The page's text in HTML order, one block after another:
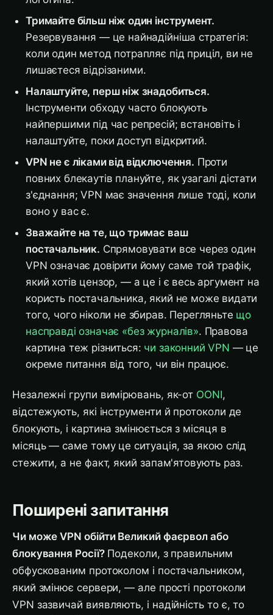
Тримайте більш ніж один інструмент.
Резервування — це найнадійніша стратегія:
коли один метод потрапляє під приціл, ви не
лишаєтеся відрізаними.
Налаштуйте, перш ніж знадобиться.
Інструменти обходу часто блокують
найпершими під час репресій; встановіть і
налаштуйте, поки доступ відкритий.
VPN не є ліками від відключення. Проти
повних блекаутів плануйте, як узагалі дістати
з'єднання; VPN має значення лише тоді, коли
воно у вас є.
Зважайте на те, що тримає ваш
постачальник. Спрямовувати все через один
VPN означає довірити йому саме той трафік,
який хотів цензор, — а це і є весь аргумент на
користь постачальника, який не може видати
того, чого ніколи не збирав. Перегляньте що
насправді означає «без журналів». Правова
картина теж різниться: чи законний VPN — це
окреме питання від того, чи він працює.
Незалежні групи вимірювань, як-от OONI,
відстежують, які інструменти й протоколи де
блокують, і картина змінюється з місяця в
місяць — саме тому це ситуація, за якою слід
стежити, а не факт, який запам'ятовують раз.
Поширені запитання
Чи може VPN обійти Великий фаєрвол або
блокування Росії?Подеколи, з правильним
обфускованим протоколом і постачальником,
який змінює сервери, — але прості протоколи
VPN зазвичай виявляють, і надійність то є, то